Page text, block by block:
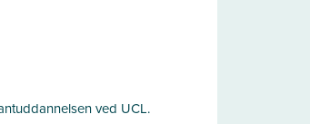
ved UCL.